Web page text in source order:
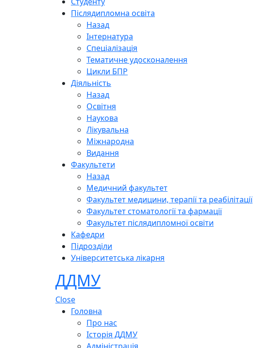
Післядипломна освіта
Назад
Інтернатура
Спеціалізація
Тематичне удосконалення
Цикли БПР
Діяльність
Назад
Освітня
Наукова
Лікувальна
Міжнародна
Видання
Факультети
Назад
Медичний факультет
Факультет медицини, терапії та реабілітації
Факультет стоматології та фармації
Факультет післядипломної освіти
Кафедри
Підрозділи
Університетська лікарня
ДДМУ
Close
Головна
Про нас
Історія ДДМУ